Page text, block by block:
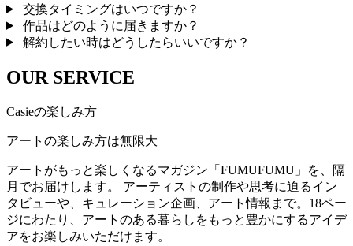
交換タイミングはいつですか？
作品はどのように届きますか？
解約したい時はどうしたらいいですか？
OUR SERVICE
Casieの楽しみ方
アートの楽しみ方は無限大
アートがもっと楽しくなるマガジン「FUMUFUMU」を、隔
月でお届けします。 アーティストの制作や思考に迫るイン
タビューや、キュレーション企画、アート情報まで。18ペー
ジにわたり、アートのある暮らしをもっと豊かにするアイデ
アをお楽しみいただけます。